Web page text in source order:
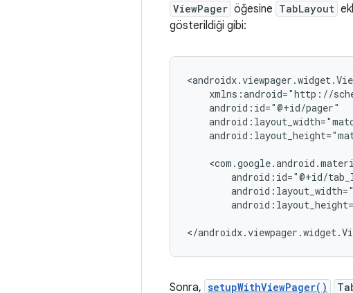
ViewPager öğesine TabLayout
gösterildiği gibi:
Sonra, setupWithViewPager()